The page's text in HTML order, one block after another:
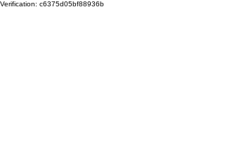
Verification: c6375d05bf88936b